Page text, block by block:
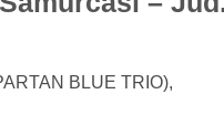
BLUE TRIO),